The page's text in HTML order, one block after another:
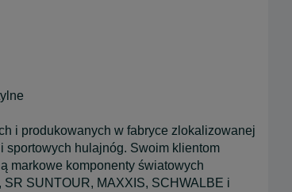
i produkowanych w fabryce zlokalizowanej
sportowych hulajnóg. Swoim klientom
markowe komponenty światowych
SUNTOUR, MAXXIS, SCHWALBE i